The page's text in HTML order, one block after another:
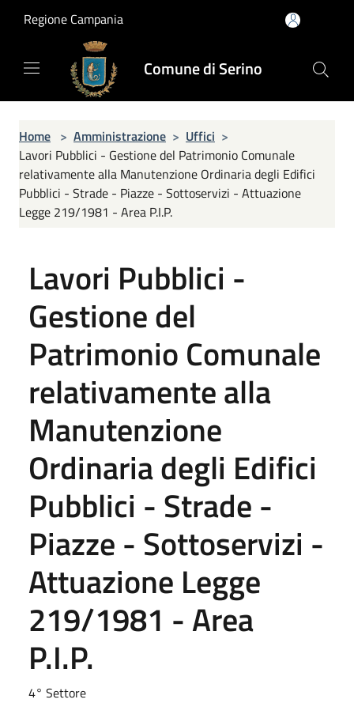
Regione Campania
Comune di Serino
Home > Amministrazione > Uffici >
Lavori Pubblici - Gestione del Patrimonio Comunale
relativamente alla Manutenzione Ordinaria degli Edifici
Pubblici - Strade - Piazze - Sottoservizi - Attuazione
Legge 219/1981 - Area P.I.P.
Lavori Pubblici -
Gestione del
Patrimonio Comunale
relativamente alla
Manutenzione
Ordinaria degli Edifici
Pubblici - Strade -
Piazze - Sottoservizi -
Attuazione Legge
219/1981 - Area
P.I.P.
4° Settore